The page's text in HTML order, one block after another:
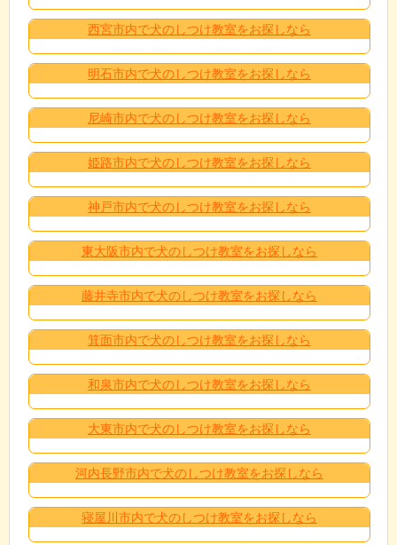
西宮市内で犬のしつけ教室をお探しなら
明石市内で犬のしつけ教室をお探しなら
尼崎市内で犬のしつけ教室をお探しなら
姫路市内で犬のしつけ教室をお探しなら
神戸市内で犬のしつけ教室をお探しなら
東大阪市内で犬のしつけ教室をお探しなら
藤井寺市内で犬のしつけ教室をお探しなら
箕面市内で犬のしつけ教室をお探しなら
和泉市内で犬のしつけ教室をお探しなら
大東市内で犬のしつけ教室をお探しなら
河内長野市内で犬のしつけ教室をお探しなら
寝屋川市内で犬のしつけ教室をお探しなら